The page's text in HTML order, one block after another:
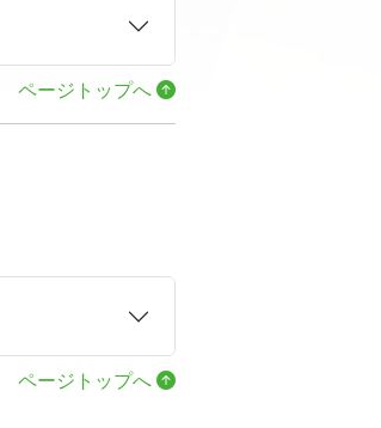
ページトップへ
ページトップへ